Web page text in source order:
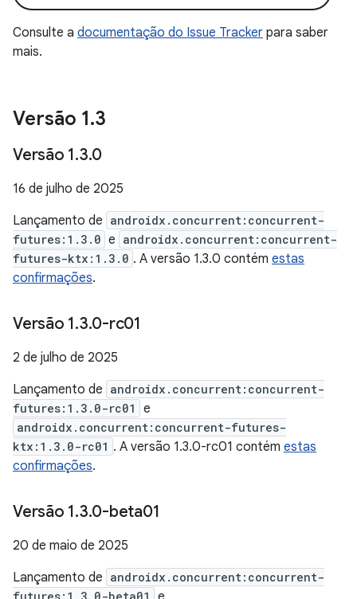
Consulte a documentação do Issue Tracker para saber
mais.
Versão 1.3
Versão 1.3.0
16 de julho de 2025
Lançamento de androidx.concurrent:concurrent-
futures:1.3.0 e androidx.concurrent:concurrent-
futures-ktx:1.3.0 . A versão 1.3.0 contém estas
confirmações.
Versão 1.3.0-rc01
2 de julho de 2025
Lançamento de androidx.concurrent:concurrent-
futures:1.3.0-rc01
e
androidx.concurrent:concurrent-futures-
ktx:1.3.0-rc01 . A versão 1.3.0-rc01 contém estas
confirmações.
Versão 1.3.0-beta01
20 de maio de 2025
Lançamento de androidx.concurrent:concurrent-